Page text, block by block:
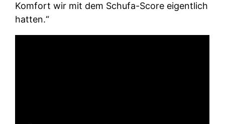
Komfort wir mit dem Schufa-Score eigentlich
hatten.“